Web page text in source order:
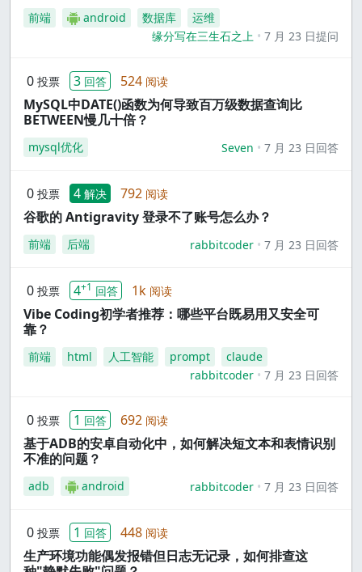
前端 android 数据库
运维
缘分写在三生石之上
7 月 23 日提问
0 投票 3 回答 524 阅读
MySQL中DATE()函数为何导致百万级数据查询比
BETWEEN慢几十倍？
mysql优化 Seven 7 月 23 日回答
0 投票 4 解决 792 阅读
谷歌的 Antigravity 登录不了账号怎么办？
前端 后端 rabbitcoder 7 月 23 日回答
0 投票 4+1 回答 1k 阅读
Vibe Coding初学者推荐：哪些平台既易用又安全可
靠？
前端 html 人工智能 prompt
claude
rabbitcoder
7 月 23 日回答
0 投票 1 回答 692 阅读
基于ADB的安卓自动化中，如何解决短文本和表情识别
不准的问题？
adb android rabbitcoder 7 月 23 日回答
0 投票 1 回答 448 阅读
生产环境功能偶发报错但日志无记录，如何排查这